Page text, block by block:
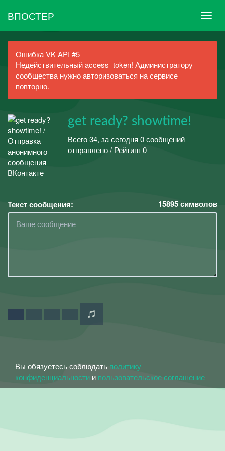
ВПОСТЕР
Ошибка VK API #5
Недействительный access_token! Администратору
сообщества нужно авторизоваться на сервисе
повторно.
get ready? showtime!
Всего 34, за сегодня 0 сообщений
отправлено / Рейтинг 0
Текст сообщения: 15895символов
Вы обязуетесь соблюдать политику
конфиденциальности и пользовательское соглашение